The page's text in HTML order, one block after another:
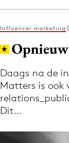
Log in
Volg het
Influencer marketing
Daags na de
Matters is ook
Dit…